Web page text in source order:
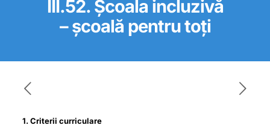
III.52. Școala incluzivă
– școală pentru toți
1. Criterii curriculare